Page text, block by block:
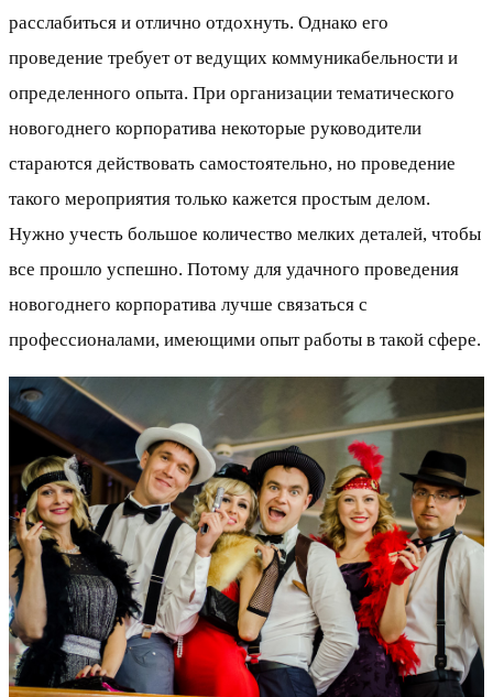
расслабиться и отлично отдохнуть. Однако его
проведение требует от ведущих коммуникабельности и
определенного опыта. При организации тематического
новогоднего корпоратива некоторые руководители
стараются действовать самостоятельно, но проведение
такого мероприятия только кажется простым делом.
Нужно учесть большое количество мелких деталей, чтобы
все прошло успешно. Потому для удачного проведения
новогоднего корпоратива лучше связаться с
профессионалами, имеющими опыт работы в такой сфере.